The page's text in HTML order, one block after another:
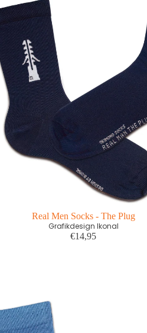
Real Men Socks - The Plug
Grafikdesign Ikonal
€14,95